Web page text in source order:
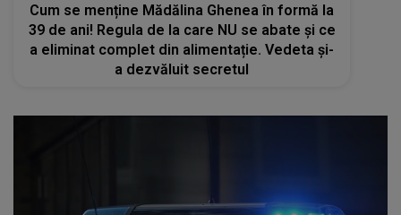
Cum se menține Mădălina Ghenea în formă la
39 de ani! Regula de la care NU se abate și ce
a eliminat complet din alimentație. Vedeta și-
a dezvăluit secretul